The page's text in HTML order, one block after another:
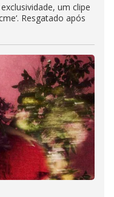
um clipe
Resgatado após